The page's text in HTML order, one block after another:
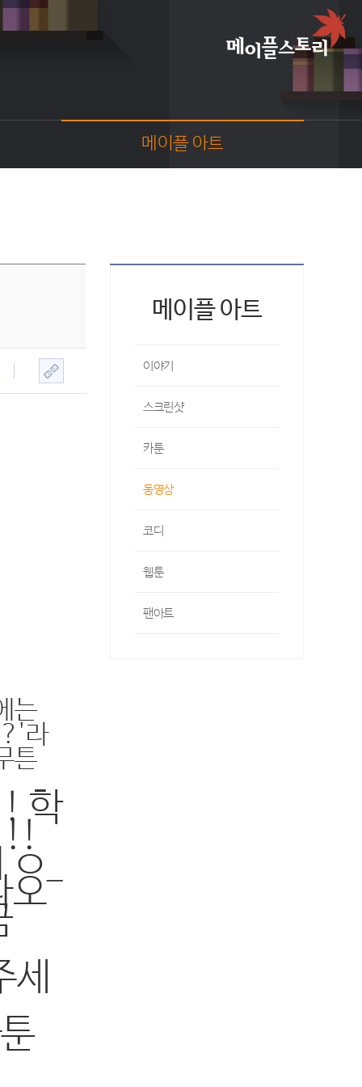
메이플 아트
팬아트
는
?'라
튼
학
_
오
메이플 아트
이야기
스크린샷
카툰
동영상
코디
웹툰
팬아트